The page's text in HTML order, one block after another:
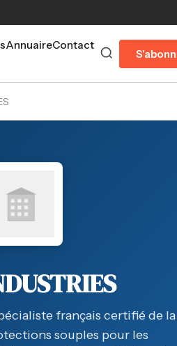
AnnuaireContact
français certifié de la
souples pour les